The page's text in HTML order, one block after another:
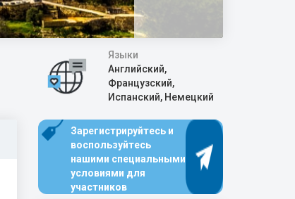
Языки
Английский,
Французский,
Испанский, Немецкий
Зарегистрируйтесь и
воспользуйтесь
нашими специальными
условиями для
участников